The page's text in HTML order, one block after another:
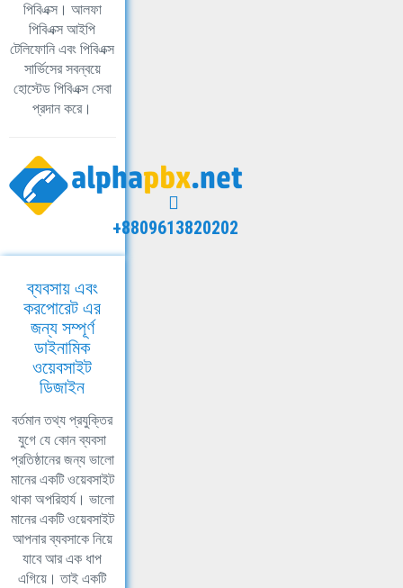
পিবিএক্স। আলফা
পিবিএক্স আইপি
টেলিফোনি এবং পিবিএক্স
সার্ভিসের সবন্বয়ে
হোস্টেড পিবিএক্স সেবা
প্রদান করে।
+8809613820202
ব্যবসায় এবং
করপোরেট এর
জন্য সম্পূর্ণ
ডাইনামিক
ওয়েবসাইট
ডিজাইন
বর্তমান তথ্য প্রযুক্তির
যুগে যে কোন ব্যবসা
প্রতিষ্ঠানের জন্য ভালো
মানের একটি ওয়েবসাইট
থাকা অপরিহার্য। ভালো
মানের একটি ওয়েবসাইট
আপনার ব্যবসাকে নিয়ে
যাবে আর এক ধাপ
এগিয়ে। তাই একটি